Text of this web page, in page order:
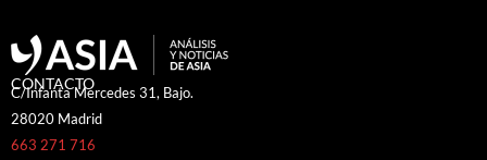
CONTACTO
C/Infanta Mercedes 31, Bajo.
28020 Madrid
663 271 716